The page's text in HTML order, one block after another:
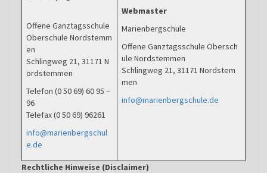
Offene Ganztagsschule
Oberschule Nordstemm
en
Schlingweg 21, 31171 N
ordstemmen
Telefon (0 50 69) 60 95 –
96
Telefax (0 50 69) 96261
info@marienbergschul
e.de
Webmaster
Marienbergschule
Offene Ganztagsschule Obersch
ule Nordstemmen
Schlingweg 21, 31171 Nordstem
men
info@marienbergschule.de
Rechtliche Hinweise (Disclaimer)